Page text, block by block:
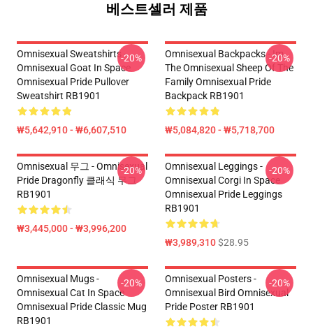
베스트셀러 제품
Omnisexual Sweatshirts -
Omnisexual Goat In Space
Omnisexual Pride Pullover
Sweatshirt RB1901
₩5,642,910 - ₩6,607,510
-20%
Omnisexual Backpacks - Im
The Omnisexual Sheep Of The
Family Omnisexual Pride
Backpack RB1901
₩5,084,820 - ₩5,718,700
-20%
Omnisexual 무그 - Omnisexual
Pride Dragonfly 클래식 무그
RB1901
₩3,445,000 - ₩3,996,200
-20%
Omnisexual Leggings -
Omnisexual Corgi In Space
Omnisexual Pride Leggings
RB1901
₩3,989,310$28.95
-20%
Omnisexual Mugs -
Omnisexual Cat In Space
Omnisexual Pride Classic Mug
RB1901
-20%
Omnisexual Posters -
Omnisexual Bird Omnisexual
Pride Poster RB1901
-20%